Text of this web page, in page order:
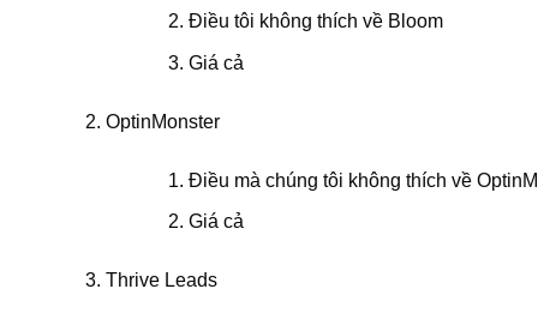
Điều tôi không thích về Bloom
Giá cả
OptinMonster
Điều mà chúng tôi không thích về
Giá cả
Thrive Leads